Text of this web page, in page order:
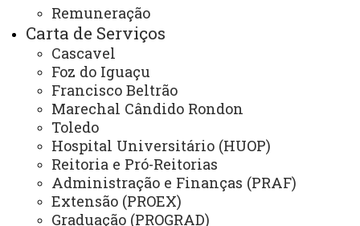
Remuneração
Carta de Serviços
Cascavel
Foz do Iguaçu
Francisco Beltrão
Marechal Cândido Rondon
Toledo
Hospital Universitário (HUOP)
Reitoria e Pró-Reitorias
Administração e Finanças (PRAF)
Extensão (PROEX)
Graduação (PROGRAD)
Disque Ingresso:
(45) 3220-4224
Horário de Atendimento
Segunda a sexta
08:00 às 12:00
E-mail:
vestibular@unioeste.br